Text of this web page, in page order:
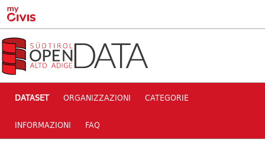
Skip to main content
DATASET ORGANIZZAZIONI CATEGORIE
INFORMAZIONI FAQ